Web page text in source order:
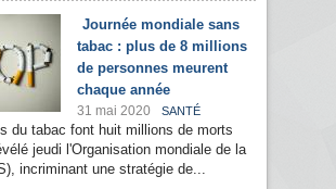
Journée mondiale sans
tabac : plus de 8 millions
de personnes meurent
chaque année
31 mai 2020 SANTÉ
du tabac font huit millions de morts
jeudi l'Organisation mondiale de la
incriminant une stratégie de...